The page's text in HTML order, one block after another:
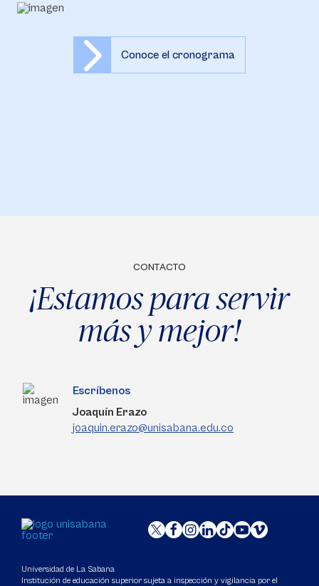
Conoce el cronograma
CONTACTO
¡Estamos para servir
más y mejor!
Escríbenos
Joaquín Erazo
joaquin.erazo@unisabana.edu.co
Universidad de La Sabana
Institución de educación superior sujeta a inspección y vigilancia por el